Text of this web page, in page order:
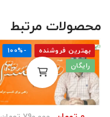
محصولات مرتبط
بهترین فروشنده
-100%
رایگان